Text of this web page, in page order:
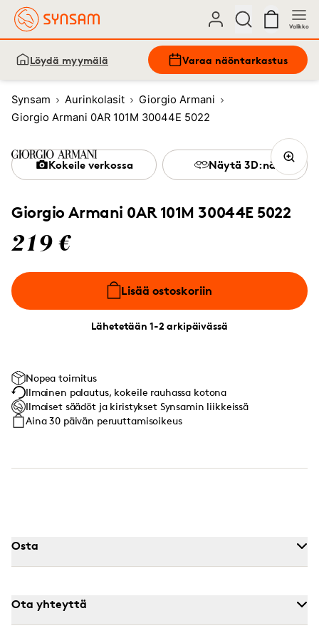
Valikko
Löydä myymälä Varaa näöntarkastus
Synsam Aurinkolasit
Giorgio Armani
Giorgio Armani 0AR 101M 30044E 5022
Giorgio Armani 0AR 101M 30044E 5022
219 €
Lisää ostoskoriin
Lähetetään 1-2 arkipäivässä
Kokeile verkossa Näytä 3D:nä
Nopea toimitus
Ilmainen palautus, kokeile rauhassa kotona
Ilmaiset säädöt ja kiristykset Synsamin liikkeissä
Aina 30 päivän peruuttamisoikeus
Osta
Ota yhteyttä